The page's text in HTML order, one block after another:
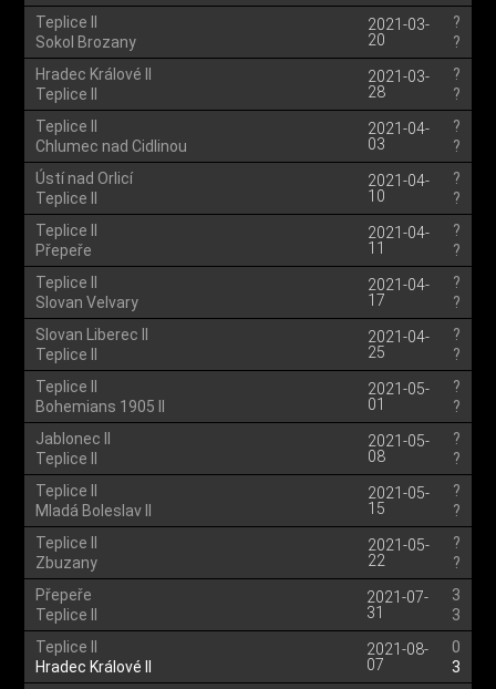
Teplice II
Sokol Brozany
2021-03-
20
?
?
Hradec Králové II
Teplice II
2021-03-
28
?
?
Teplice II
Chlumec nad Cidlinou
2021-04-
03
?
?
Ústí nad Orlicí
Teplice II
2021-04-
10
?
?
Teplice II
Přepeře
2021-04-
11
?
?
Teplice II
Slovan Velvary
2021-04-
17
?
?
Slovan Liberec II
Teplice II
2021-04-
25
?
?
Teplice II
Bohemians 1905 II
2021-05-
01
?
?
Jablonec II
Teplice II
2021-05-
08
?
?
Teplice II
Mladá Boleslav II
2021-05-
15
?
?
Teplice II
Zbuzany
2021-05-
22
?
?
Přepeře
Teplice II
2021-07-
31
3
3
Teplice II
Hradec Králové II
2021-08-
07
0
3